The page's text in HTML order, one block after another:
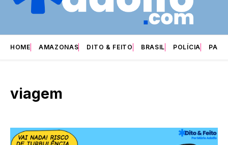
HOME AMAZONAS DITO & FEITO BRASIL POLÍCIA
viagem